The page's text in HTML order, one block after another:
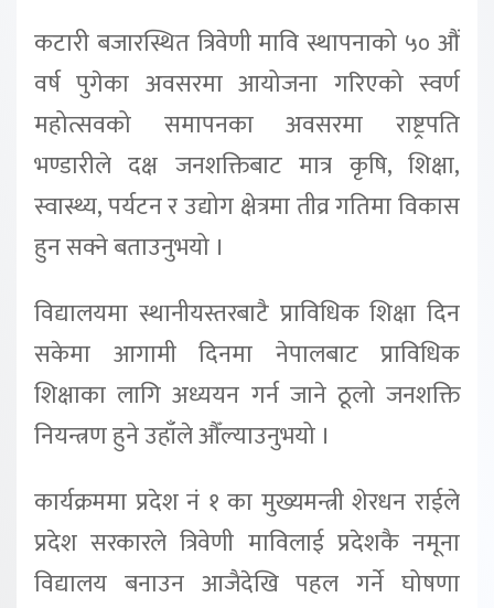
कटारी बजारस्थित त्रिवेणी मावि स्थापनाको ५० औं
वर्ष पुगेका अवसरमा आयोजना गरिएको स्वर्ण
महोत्सवको समापनका अवसरमा राष्ट्रपति
भण्डारीले दक्ष जनशक्तिबाट मात्र कृषि, शिक्षा,
स्वास्थ्य, पर्यटन र उद्योग क्षेत्रमा तीव्र गतिमा विकास
हुन सक्ने बताउनुभयो ।
विद्यालयमा स्थानीयस्तरबाटै प्राविधिक शिक्षा दिन
सकेमा आगामी दिनमा नेपालबाट प्राविधिक
शिक्षाका लागि अध्ययन गर्न जाने ठूलो जनशक्ति
नियन्त्रण हुने उहाँले औँल्याउनुभयो ।
कार्यक्रममा प्रदेश नं १ का मुख्यमन्त्री शेरधन राईले
प्रदेश सरकारले त्रिवेणी माविलाई प्रदेशकै नमूना
विद्यालय बनाउन आजैदेखि पहल गर्ने घोषणा